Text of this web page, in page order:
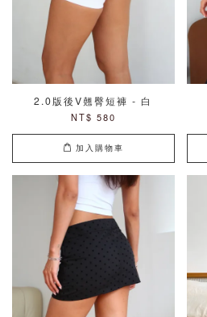
2.0版後V翹臀短褲 - 白
NT$ 580
加入購物車